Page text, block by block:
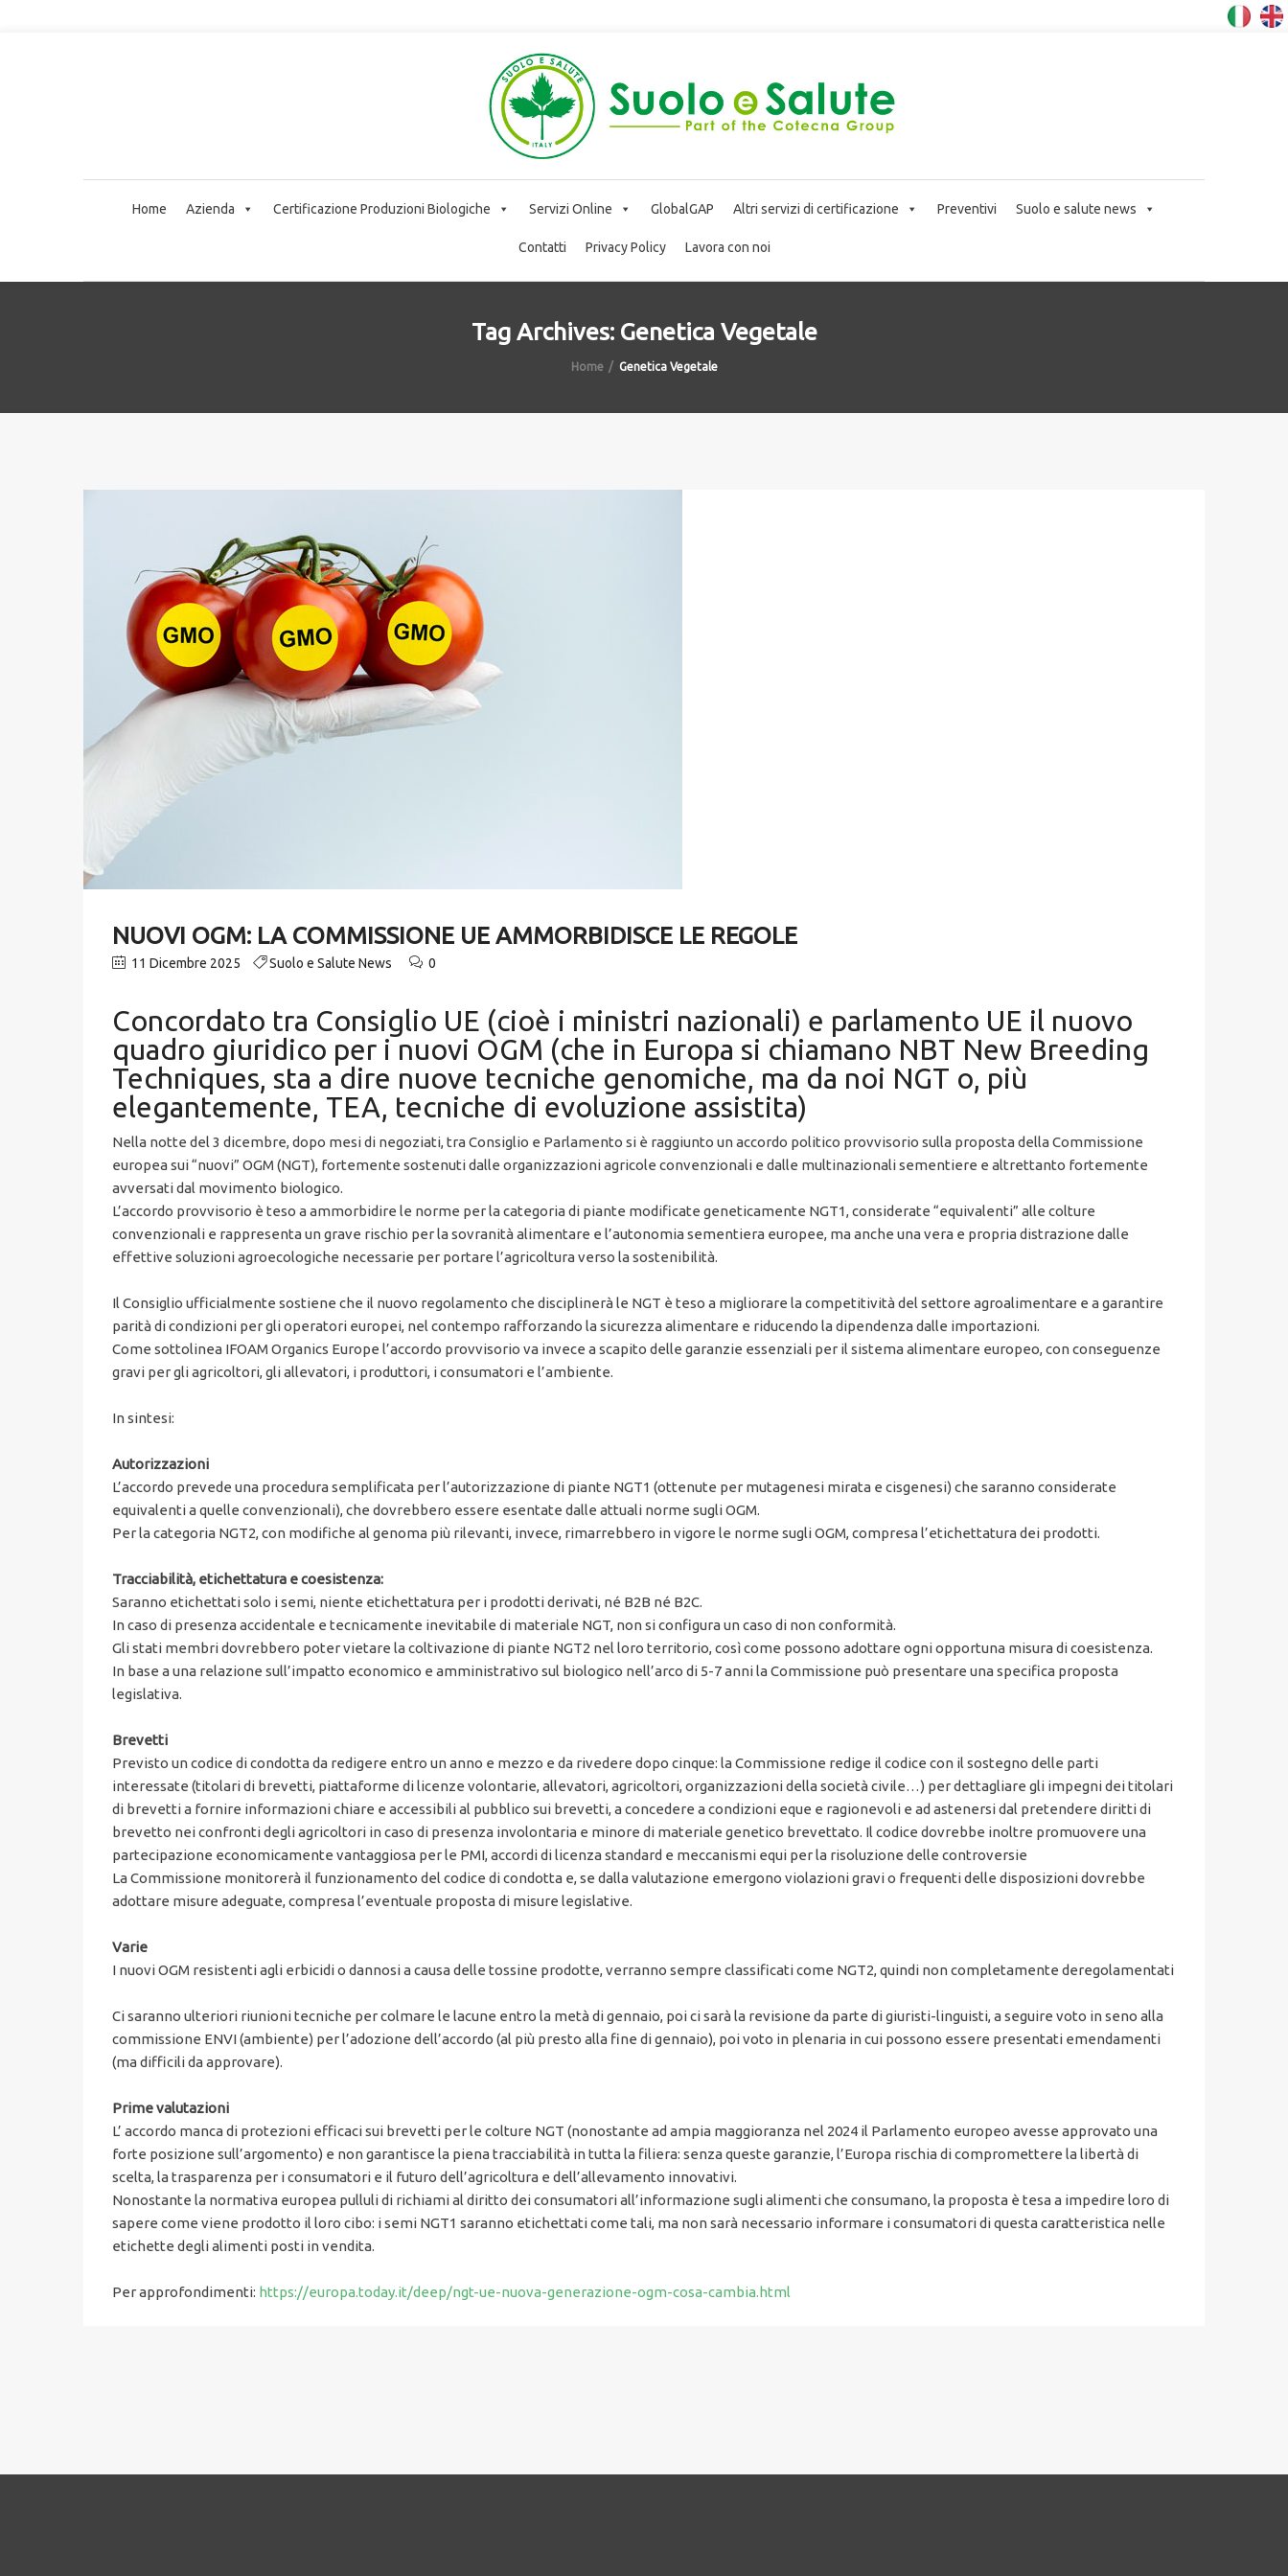
Home Azienda Certificazione Produzioni Biologiche Servizi Online GlobalGAP Altri servizi di certificazione Preventivi Suolo e salute news
Contatti Privacy Policy Lavora con noi
Tag Archives: Genetica Vegetale
Home Genetica Vegetale
NUOVI OGM: LA COMMISSIONE UE AMMORBIDISCE LE REGOLE
11 Dicembre 2025 Suolo e Salute News 0
Concordato tra Consiglio UE (cioè i ministri nazionali) e parlamento UE il nuovo
quadro giuridico per i nuovi OGM (che in Europa si chiamano NBT New Breeding
Techniques, sta a dire nuove tecniche genomiche, ma da noi NGT o, più
elegantemente, TEA, tecniche di evoluzione assistita)
Nella notte del 3 dicembre, dopo mesi di negoziati, tra Consiglio e Parlamento si è raggiunto un accordo politico provvisorio sulla proposta della Commissione
europea sui “nuovi” OGM (NGT), fortemente sostenuti dalle organizzazioni agricole convenzionali e dalle multinazionali sementiere e altrettanto fortemente
avversati dal movimento biologico.
L’accordo provvisorio è teso a ammorbidire le norme per la categoria di piante modificate geneticamente NGT1, considerate “equivalenti” alle colture
convenzionali e rappresenta un grave rischio per la sovranità alimentare e l’autonomia sementiera europee, ma anche una vera e propria distrazione dalle
effettive soluzioni agroecologiche necessarie per portare l’agricoltura verso la sostenibilità.
Il Consiglio ufficialmente sostiene che il nuovo regolamento che disciplinerà le NGT è teso a migliorare la competitività del settore agroalimentare e a garantire
parità di condizioni per gli operatori europei, nel contempo rafforzando la sicurezza alimentare e riducendo la dipendenza dalle importazioni.
Come sottolinea IFOAM Organics Europe l’accordo provvisorio va invece a scapito delle garanzie essenziali per il sistema alimentare europeo, con conseguenze
gravi per gli agricoltori, gli allevatori, i produttori, i consumatori e l’ambiente.
In sintesi:
Autorizzazioni
L’accordo prevede una procedura semplificata per l’autorizzazione di piante NGT1 (ottenute per mutagenesi mirata e cisgenesi) che saranno considerate
equivalenti a quelle convenzionali), che dovrebbero essere esentate dalle attuali norme sugli OGM.
Per la categoria NGT2, con modifiche al genoma più rilevanti, invece, rimarrebbero in vigore le norme sugli OGM, compresa l’etichettatura dei prodotti.
Tracciabilità, etichettatura e coesistenza:
Saranno etichettati solo i semi, niente etichettatura per i prodotti derivati, né B2B né B2C.
In caso di presenza accidentale e tecnicamente inevitabile di materiale NGT, non si configura un caso di non conformità.
Gli stati membri dovrebbero poter vietare la coltivazione di piante NGT2 nel loro territorio, così come possono adottare ogni opportuna misura di coesistenza.
In base a una relazione sull’impatto economico e amministrativo sul biologico nell’arco di 5-7 anni la Commissione può presentare una specifica proposta
legislativa.
Brevetti
Previsto un codice di condotta da redigere entro un anno e mezzo e da rivedere dopo cinque: la Commissione redige il codice con il sostegno delle parti
interessate (titolari di brevetti, piattaforme di licenze volontarie, allevatori, agricoltori, organizzazioni della società civile…) per dettagliare gli impegni dei titolari
di brevetti a fornire informazioni chiare e accessibili al pubblico sui brevetti, a concedere a condizioni eque e ragionevoli e ad astenersi dal pretendere diritti di
brevetto nei confronti degli agricoltori in caso di presenza involontaria e minore di materiale genetico brevettato. Il codice dovrebbe inoltre promuovere una
partecipazione economicamente vantaggiosa per le PMI, accordi di licenza standard e meccanismi equi per la risoluzione delle controversie
La Commissione monitorerà il funzionamento del codice di condotta e, se dalla valutazione emergono violazioni gravi o frequenti delle disposizioni dovrebbe
adottare misure adeguate, compresa l’eventuale proposta di misure legislative.
Varie
I nuovi OGM resistenti agli erbicidi o dannosi a causa delle tossine prodotte, verranno sempre classificati come NGT2, quindi non completamente deregolamentati
Ci saranno ulteriori riunioni tecniche per colmare le lacune entro la metà di gennaio, poi ci sarà la revisione da parte di giuristi-linguisti, a seguire voto in seno alla
commissione ENVI (ambiente) per l’adozione dell’accordo (al più presto alla fine di gennaio), poi voto in plenaria in cui possono essere presentati emendamenti
(ma difficili da approvare).
Prime valutazioni
L’ accordo manca di protezioni efficaci sui brevetti per le colture NGT (nonostante ad ampia maggioranza nel 2024 il Parlamento europeo avesse approvato una
forte posizione sull’argomento) e non garantisce la piena tracciabilità in tutta la filiera: senza queste garanzie, l’Europa rischia di compromettere la libertà di
scelta, la trasparenza per i consumatori e il futuro dell’agricoltura e dell’allevamento innovativi.
Nonostante la normativa europea pulluli di richiami al diritto dei consumatori all’informazione sugli alimenti che consumano, la proposta è tesa a impedire loro di
sapere come viene prodotto il loro cibo: i semi NGT1 saranno etichettati come tali, ma non sarà necessario informare i consumatori di questa caratteristica nelle
etichette degli alimenti posti in vendita.
Per approfondimenti: https://europa.today.it/deep/ngt-ue-nuova-generazione-ogm-cosa-cambia.html